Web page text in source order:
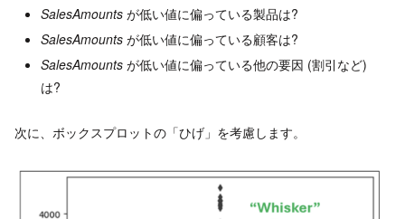
SalesAmountsが低い値に偏っている製品は?
SalesAmountsが低い値に偏っている顧客は?
SalesAmountsが低い値に偏っている他の要因 (割引など)
は?
次に、ボックスプロットの「ひげ」を考慮します。